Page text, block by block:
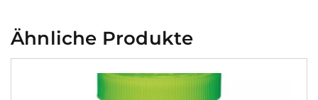
Ähnliche Produkte